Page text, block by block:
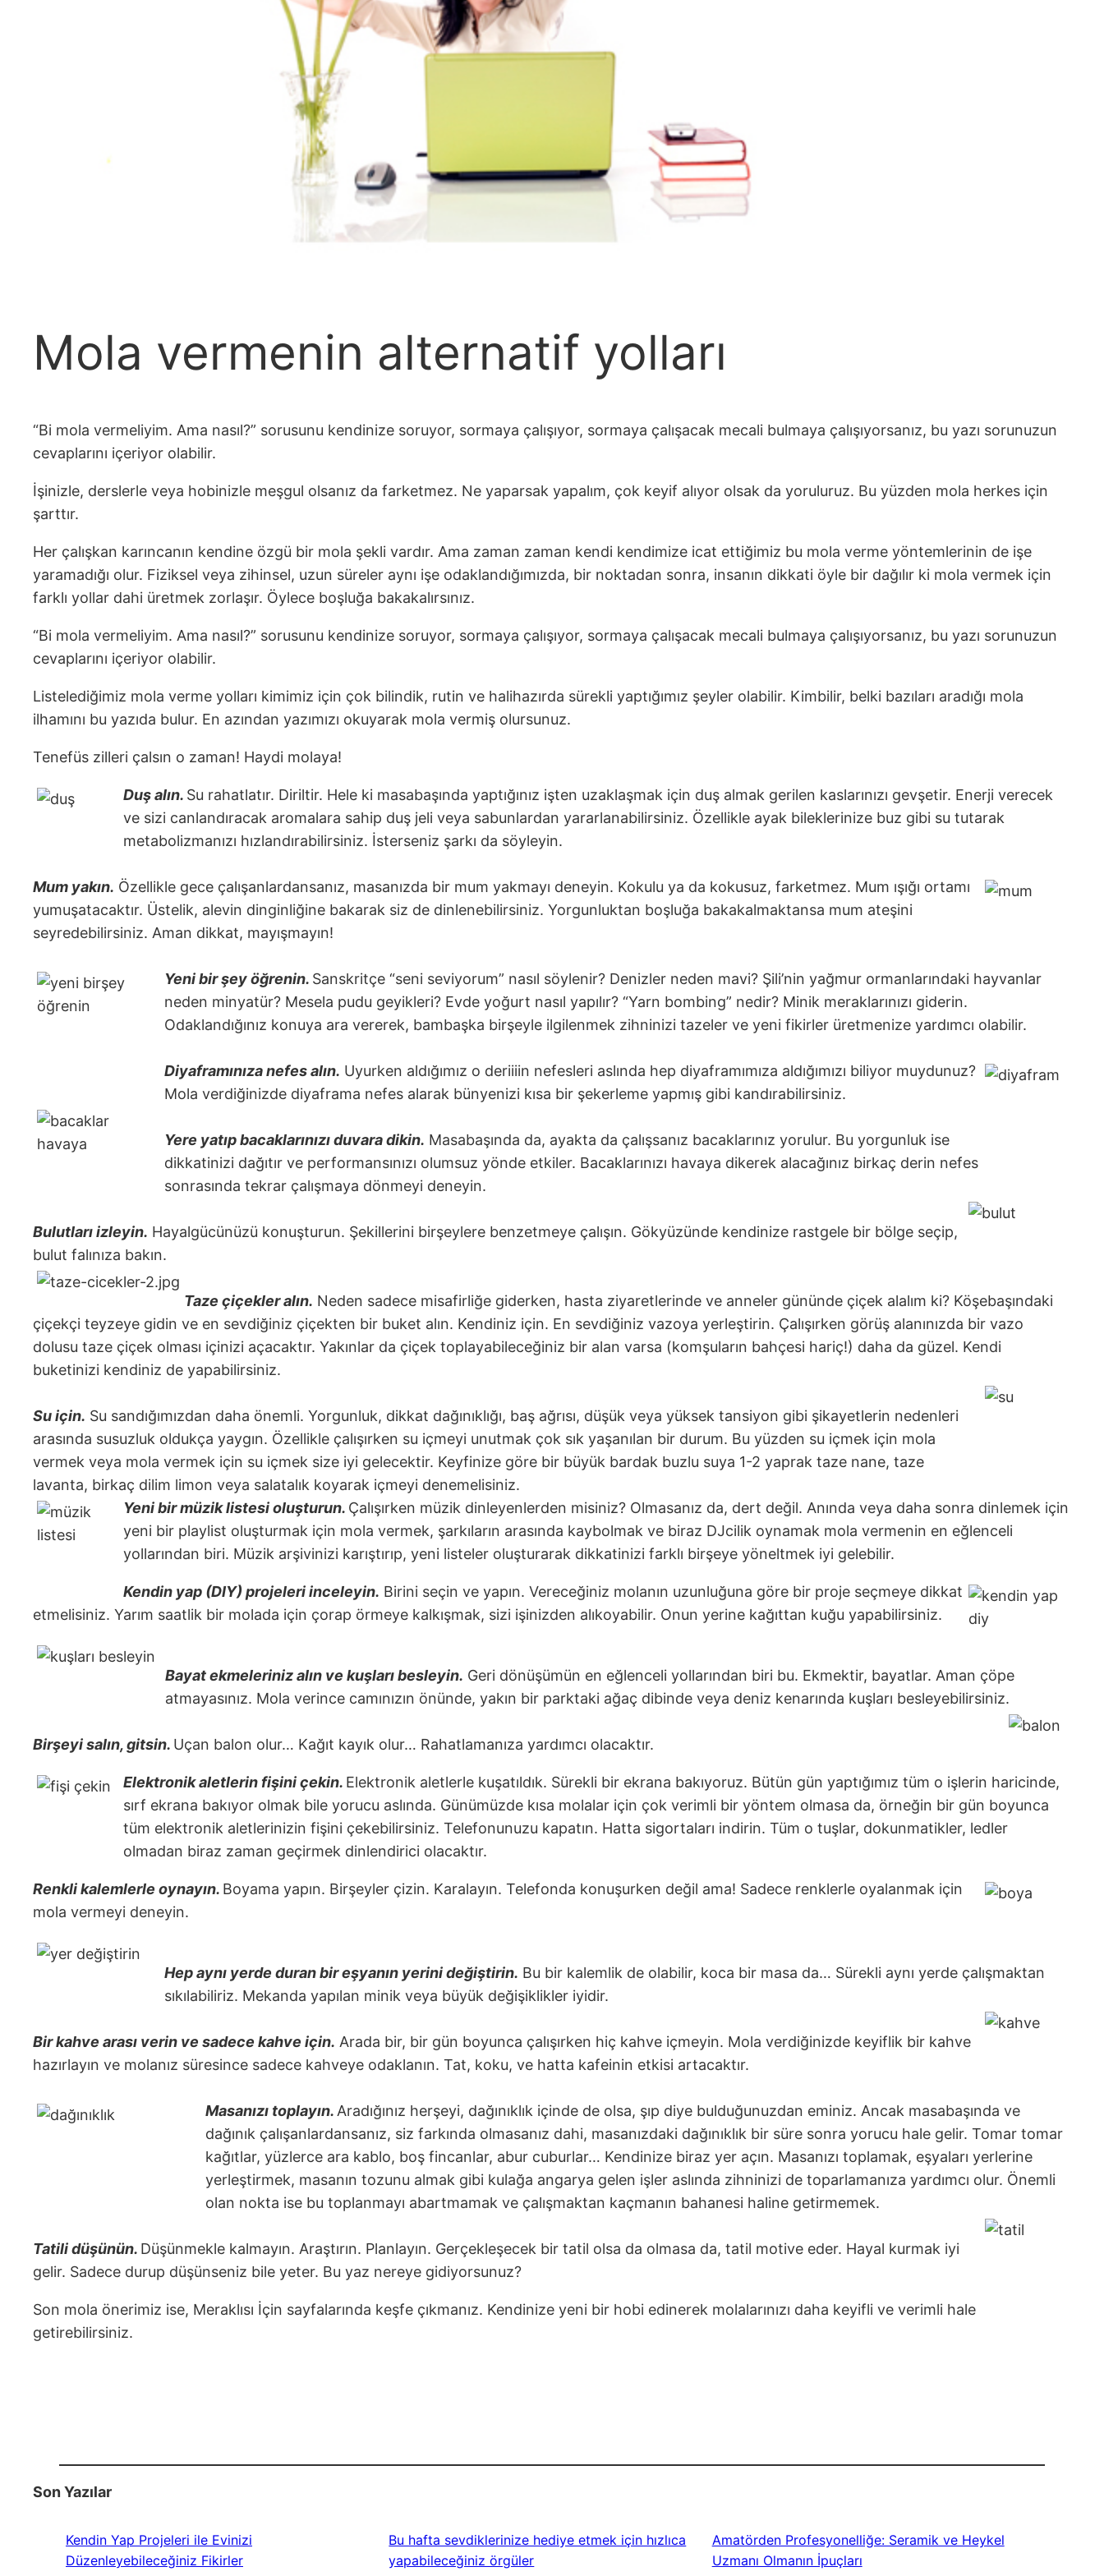
Mola vermenin alternatif yolları
“Bi mola vermeliyim. Ama nasıl?” sorusunu kendinize soruyor, sormaya çalışıyor, sormaya çalışacak mecali bulmaya çalışıyorsanız, bu yazı sorunuzun
cevaplarını içeriyor olabilir.
İşinizle, derslerle veya hobinizle meşgul olsanız da farketmez. Ne yaparsak yapalım, çok keyif alıyor olsak da yoruluruz. Bu yüzden mola herkes için
şarttır.
Her çalışkan karıncanın kendine özgü bir mola şekli vardır. Ama zaman zaman kendi kendimize icat ettiğimiz bu mola verme yöntemlerinin de işe
yaramadığı olur. Fiziksel veya zihinsel, uzun süreler aynı işe odaklandığımızda, bir noktadan sonra, insanın dikkati öyle bir dağılır ki mola vermek için
farklı yollar dahi üretmek zorlaşır. Öylece boşluğa bakakalırsınız.
“Bi mola vermeliyim. Ama nasıl?” sorusunu kendinize soruyor, sormaya çalışıyor, sormaya çalışacak mecali bulmaya çalışıyorsanız, bu yazı sorunuzun
cevaplarını içeriyor olabilir.
Listelediğimiz mola verme yolları kimimiz için çok bilindik, rutin ve halihazırda sürekli yaptığımız şeyler olabilir. Kimbilir, belki bazıları aradığı mola
ilhamını bu yazıda bulur. En azından yazımızı okuyarak mola vermiş olursunuz.
Tenefüs zilleri çalsın o zaman! Haydi molaya!
Duş alın. Su rahatlatır. Diriltir. Hele ki masabaşında yaptığınız işten uzaklaşmak için duş almak gerilen kaslarınızı gevşetir. Enerji verecek
ve sizi canlandıracak aromalara sahip duş jeli veya sabunlardan yararlanabilirsiniz. Özellikle ayak bileklerinize buz gibi su tutarak
metabolizmanızı hızlandırabilirsiniz. İsterseniz şarkı da söyleyin.
Mum yakın. Özellikle gece çalışanlardansanız, masanızda bir mum yakmayı deneyin. Kokulu ya da kokusuz, farketmez. Mum ışığı ortamı
yumuşatacaktır. Üstelik, alevin dinginliğine bakarak siz de dinlenebilirsiniz. Yorgunluktan boşluğa bakakalmaktansa mum ateşini
seyredebilirsiniz. Aman dikkat, mayışmayın!
Yeni bir şey öğrenin. Sanskritçe “seni seviyorum” nasıl söylenir? Denizler neden mavi? Şili’nin yağmur ormanlarındaki hayvanlar
neden minyatür? Mesela pudu geyikleri? Evde yoğurt nasıl yapılır? “Yarn bombing” nedir? Minik meraklarınızı giderin.
Odaklandığınız konuya ara vererek, bambaşka birşeyle ilgilenmek zihninizi tazeler ve yeni fikirler üretmenize yardımcı olabilir.
Diyaframınıza nefes alın. Uyurken aldığımız o deriiiin nefesleri aslında hep diyaframımıza aldığımızı biliyor muydunuz?
Mola verdiğinizde diyaframa nefes alarak bünyenizi kısa bir şekerleme yapmış gibi kandırabilirsiniz.
Yere yatıp bacaklarınızı duvara dikin. Masabaşında da, ayakta da çalışsanız bacaklarınız yorulur. Bu yorgunluk ise
dikkatinizi dağıtır ve performansınızı olumsuz yönde etkiler. Bacaklarınızı havaya dikerek alacağınız birkaç derin nefes
sonrasında tekrar çalışmaya dönmeyi deneyin.
Bulutları izleyin. Hayalgücünüzü konuşturun. Şekillerini birşeylere benzetmeye çalışın. Gökyüzünde kendinize rastgele bir bölge seçip,
bulut falınıza bakın.
Taze çiçekler alın. Neden sadece misafirliğe giderken, hasta ziyaretlerinde ve anneler gününde çiçek alalım ki? Köşebaşındaki
çiçekçi teyzeye gidin ve en sevdiğiniz çiçekten bir buket alın. Kendiniz için. En sevdiğiniz vazoya yerleştirin. Çalışırken görüş alanınızda bir vazo
dolusu taze çiçek olması içinizi açacaktır. Yakınlar da çiçek toplayabileceğiniz bir alan varsa (komşuların bahçesi hariç!) daha da güzel. Kendi
buketinizi kendiniz de yapabilirsiniz.
Su için. Su sandığımızdan daha önemli. Yorgunluk, dikkat dağınıklığı, baş ağrısı, düşük veya yüksek tansiyon gibi şikayetlerin nedenleri
arasında susuzluk oldukça yaygın. Özellikle çalışırken su içmeyi unutmak çok sık yaşanılan bir durum. Bu yüzden su içmek için mola
vermek veya mola vermek için su içmek size iyi gelecektir. Keyfinize göre bir büyük bardak buzlu suya 1-2 yaprak taze nane, taze
lavanta, birkaç dilim limon veya salatalık koyarak içmeyi denemelisiniz.
Yeni bir müzik listesi oluşturun. Çalışırken müzik dinleyenlerden misiniz? Olmasanız da, dert değil. Anında veya daha sonra dinlemek için
yeni bir playlist oluşturmak için mola vermek, şarkıların arasında kaybolmak ve biraz DJcilik oynamak mola vermenin en eğlenceli
yollarından biri. Müzik arşivinizi karıştırıp, yeni listeler oluşturarak dikkatinizi farklı birşeye yöneltmek iyi gelebilir.
Kendin yap (DIY) projeleri inceleyin. Birini seçin ve yapın. Vereceğiniz molanın uzunluğuna göre bir proje seçmeye dikkat
etmelisiniz. Yarım saatlik bir molada için çorap örmeye kalkışmak, sizi işinizden alıkoyabilir. Onun yerine kağıttan kuğu yapabilirsiniz.
Bayat ekmeleriniz alın ve kuşları besleyin. Geri dönüşümün en eğlenceli yollarından biri bu. Ekmektir, bayatlar. Aman çöpe
atmayasınız. Mola verince camınızın önünde, yakın bir parktaki ağaç dibinde veya deniz kenarında kuşları besleyebilirsiniz.
Birşeyi salın, gitsin. Uçan balon olur… Kağıt kayık olur… Rahatlamanıza yardımcı olacaktır.
Elektronik aletlerin fişini çekin. Elektronik aletlerle kuşatıldık. Sürekli bir ekrana bakıyoruz. Bütün gün yaptığımız tüm o işlerin haricinde,
sırf ekrana bakıyor olmak bile yorucu aslında. Günümüzde kısa molalar için çok verimli bir yöntem olmasa da, örneğin bir gün boyunca
tüm elektronik aletlerinizin fişini çekebilirsiniz. Telefonunuzu kapatın. Hatta sigortaları indirin. Tüm o tuşlar, dokunmatikler, ledler
olmadan biraz zaman geçirmek dinlendirici olacaktır.
Renkli kalemlerle oynayın. Boyama yapın. Birşeyler çizin. Karalayın. Telefonda konuşurken değil ama! Sadece renklerle oyalanmak için
mola vermeyi deneyin.
Hep aynı yerde duran bir eşyanın yerini değiştirin. Bu bir kalemlik de olabilir, koca bir masa da… Sürekli aynı yerde çalışmaktan
sıkılabiliriz. Mekanda yapılan minik veya büyük değişiklikler iyidir.
Bir kahve arası verin ve sadece kahve için. Arada bir, bir gün boyunca çalışırken hiç kahve içmeyin. Mola verdiğinizde keyiflik bir kahve
hazırlayın ve molanız süresince sadece kahveye odaklanın. Tat, koku, ve hatta kafeinin etkisi artacaktır.
Masanızı toplayın. Aradığınız herşeyi, dağınıklık içinde de olsa, şıp diye bulduğunuzdan eminiz. Ancak masabaşında ve
dağınık çalışanlardansanız, siz farkında olmasanız dahi, masanızdaki dağınıklık bir süre sonra yorucu hale gelir. Tomar tomar
kağıtlar, yüzlerce ara kablo, boş fincanlar, abur cuburlar… Kendinize biraz yer açın. Masanızı toplamak, eşyaları yerlerine
yerleştirmek, masanın tozunu almak gibi kulağa angarya gelen işler aslında zihninizi de toparlamanıza yardımcı olur. Önemli
olan nokta ise bu toplanmayı abartmamak ve çalışmaktan kaçmanın bahanesi haline getirmemek.
Tatili düşünün. Düşünmekle kalmayın. Araştırın. Planlayın. Gerçekleşecek bir tatil olsa da olmasa da, tatil motive eder. Hayal kurmak iyi
gelir. Sadece durup düşünseniz bile yeter. Bu yaz nereye gidiyorsunuz?
Son mola önerimiz ise, Meraklısı İçin sayfalarında keşfe çıkmanız. Kendinize yeni bir hobi edinerek molalarınızı daha keyifli ve verimli hale
getirebilirsiniz.
Son Yazılar
Kendin Yap Projeleri ile Evinizi
Düzenleyebileceğiniz Fikirler
Bu hafta sevdiklerinize hediye etmek için hızlıca
yapabileceğiniz örgüler
Amatörden Profesyonelliğe: Seramik ve Heykel
Uzmanı Olmanın İpuçları